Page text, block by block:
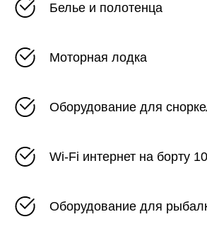
Белье и полотенца
Моторная лодка
Оборудование для
Wi-Fi интернет на борту
Оборудование для